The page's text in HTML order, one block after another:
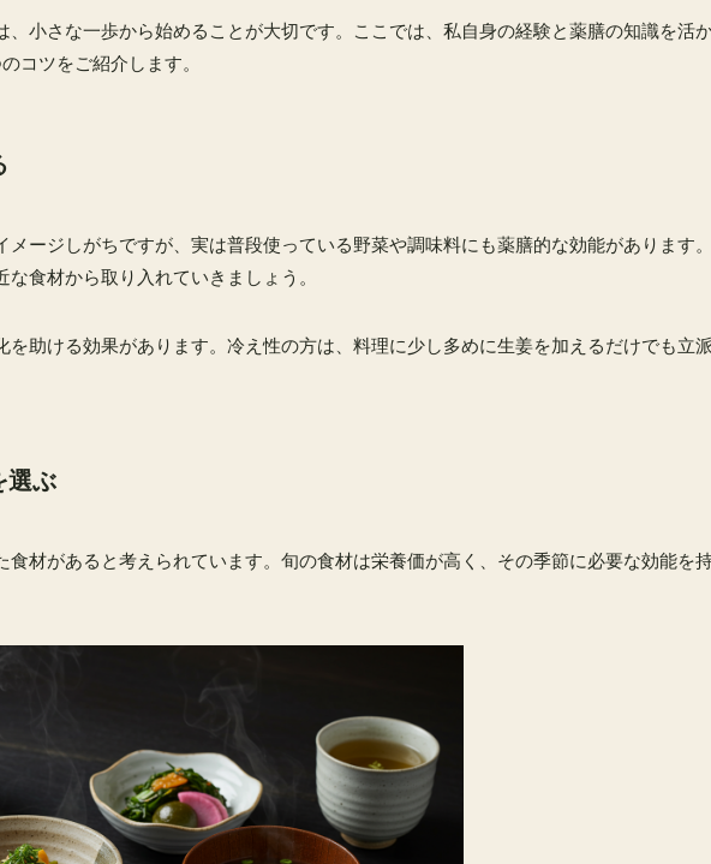
、小さな一歩から始めることが大切です。ここでは、私自身の経験と薬膳の知識を活
コツをご紹介します。
メージしがちですが、実は普段使っている野菜や調味料にも薬膳的な効能があります
食材から取り入れていきましょう。
を助ける効果があります。冷え性の方は、料理に少し多めに生姜を加えるだけでも立
選ぶ
食材があると考えられています。旬の食材は栄養価が高く、その季節に必要な効能を